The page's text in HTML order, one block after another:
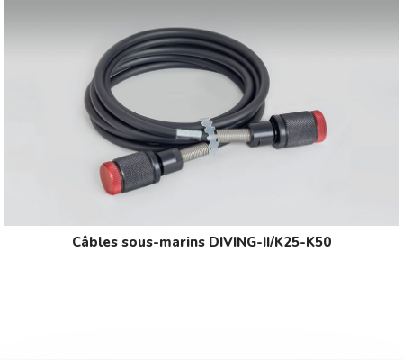
Câbles sous-marins DIVING-II/K25-K50